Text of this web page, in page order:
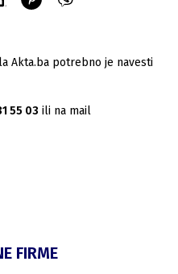
Akta.ba potrebno je navesti
55 03 ili na mail
FIRME